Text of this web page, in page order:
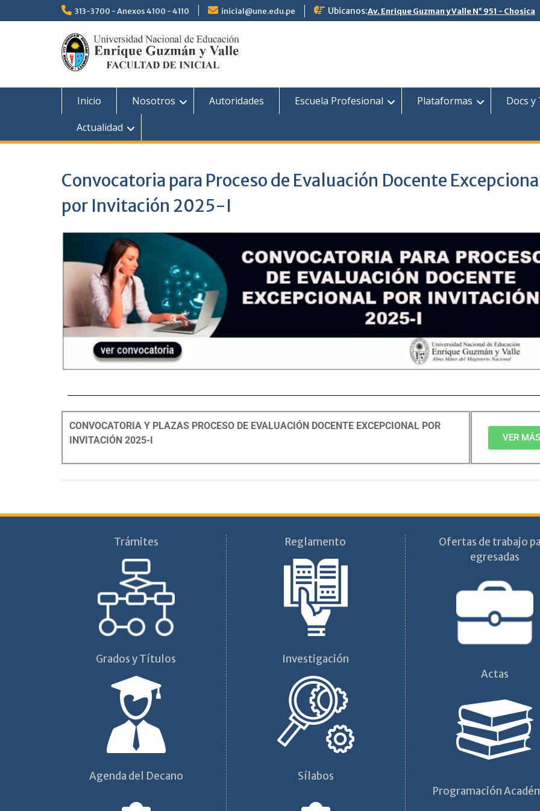
313-3700 - Anexos 4100 - 4110 inicial@une.edu.pe Ubicanos:Av. Enrique Guzman y Valle N° 951 - Chosica
Inicio Nosotros Autoridades Escuela Profesional Plataformas
Docs
Actualidad
Convocatoria para Proceso de Evaluación Docente
por Invitación 2025-I
CONVOCATORIA Y PLAZAS PROCESO DE EVALUACIÓN DOCENTE EXCEPCIONAL POR
INVITACIÓN 2025-I
VER MÁS
Trámites
Grados y Títulos
Agenda del Decano
Reglamento
Investigación
Sílabos
Ofertas de trabajo
egresadas
Actas
Programación